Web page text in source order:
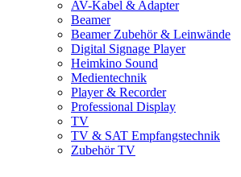
AV-Kabel & Adapter
Beamer
Beamer Zubehör & Leinwände
Digital Signage Player
Heimkino Sound
Medientechnik
Player & Recorder
Professional Display
TV
TV & SAT Empfangstechnik
Zubehör TV